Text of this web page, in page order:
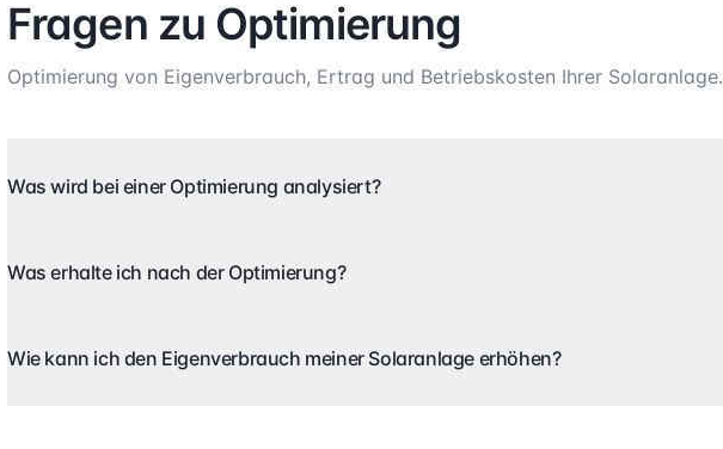
Fragen zu Optimierung
Optimierung von Eigenverbrauch, Ertrag und Betriebskosten Ihrer Solaranlage.
Was wird bei einer Optimierung analysiert?
Was erhalte ich nach der Optimierung?
Wie kann ich den Eigenverbrauch meiner Solaranlage erhöhen?